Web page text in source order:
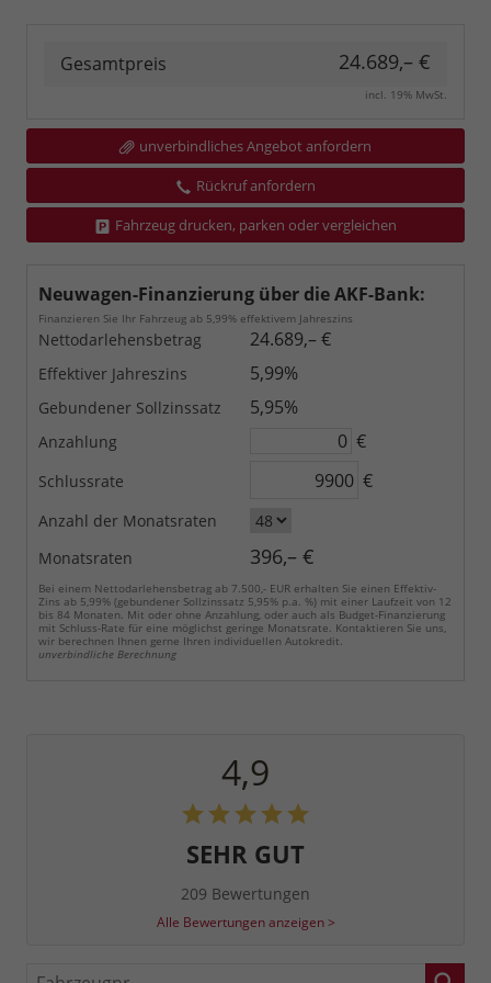
Gesamtpreis 24.689,– €
incl. 19% MwSt.
unverbindliches Angebot anfordern
Rückruf anfordern
Fahrzeug drucken, parken oder vergleichen
Neuwagen-Finanzierung über die AKF-Bank:
Finanzieren Sie Ihr Fahrzeug ab 5,99% effektivem Jahreszins
Nettodarlehensbetrag 24.689,– €
Effektiver Jahreszins 5,99%
Gebundener Sollzinssatz 5,95%
Anzahlung €
Schlussrate €
Anzahl der Monatsraten
Monatsraten
396,– €
Bei einem Nettodarlehensbetrag ab 7.500,- EUR erhalten Sie einen Effektiv-
Zins ab 5,99% (gebundener Sollzinssatz 5,95% p.a. %) mit einer Laufzeit von 12
bis 84 Monaten. Mit oder ohne Anzahlung, oder auch als Budget-Finanzierung
mit Schluss-Rate für eine möglichst geringe Monatsrate. Kontaktieren Sie uns,
wir berechnen Ihnen gerne Ihren individuellen Autokredit.
unverbindliche Berechnung
4,9
SEHR GUT
209 Bewertungen
Alle Bewertungen anzeigen >
Fahrzeugnr.